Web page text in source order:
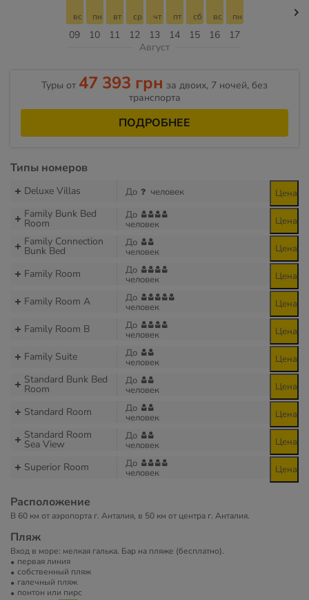
09
вс
10
пн
11
вт
12
ср
13
чт
14
пт
15
сб
16
вс
17
пн
Август
Туры от 47 393 грн за двоих, 7 ночей, без
транспорта
ПОДРОБНЕЕ
Типы номеров
Deluxe Villas До человек Цена
Family Bunk Bed
Room
До
человек Цена
Family Connection
Bunk Bed
До
человек Цена
Family Room До
человек Цена
Family Room A До
человек Цена
Family Room B До
человек Цена
Family Suite До
человек Цена
Standard Bunk Bed
Room
До
человек Цена
Standard Room До
человек Цена
Standard Room
Sea View
До
человек Цена
Superior Room До
человек Цена
Расположение
В 60 км от аэропорта г. Анталия, в 50 км от центра г. Анталия.
Пляж
Вход в море: мелкая галька. Бар на пляже (бесплатно).
первая линия
собственный пляж
галечный пляж
понтон или пирс